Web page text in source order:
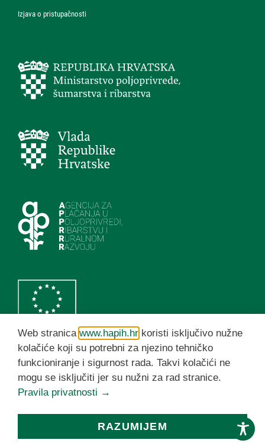
Izjava o pristupačnosti
HAPIH YouTube kanal
Web stranica www.hapih.hr koristi isključivo nužne
kolačiće koji su potrebni za njezino tehničko
funkcioniranje i sigurnost rada. Takvi kolačići ne
mogu se isključiti jer su nužni za rad stranice.
Pravila privatnosti →
RAZUMIJEM